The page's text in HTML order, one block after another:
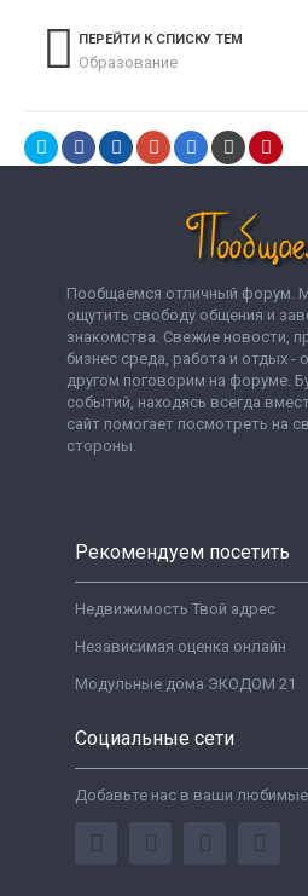
ПЕРЕЙТИ К СПИСКУ ТЕМ
Образование
Пообщаемся отличный форум.
ощутить свободу общения и
знакомства. Свежие новости,
бизнес среда, работа и отдых -
другом поговорим на форуме.
событий, находясь всегда
сайт помогает посмотреть на
стороны.
Рекомендуем посетить
Недвижимость Твой адрес
Независимая оценка онлайн
Модульные дома ЭКОДОМ 21
Социальные сети
Добавьте нас в ваши